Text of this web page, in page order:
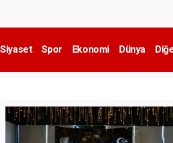
Siyaset Spor Ekonomi Dünya